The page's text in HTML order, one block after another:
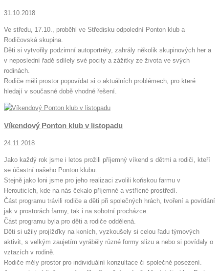
31.10.2018
Ve středu, 17.10., proběhl ve Středisku odpolední Ponton klub a
Rodičovská skupina.
Děti si vytvořily podzimní autoportréty, zahrály několik skupinových her a
v neposlední řadě sdílely své pocity a zážitky ze života ve svých
rodinách.
Rodiče měli prostor popovídat si o aktuálních problémech, pro které
hledají v současné době vhodné řešení.
Víkendový Ponton klub v listopadu
24.11.2018
Jako každý rok jsme i letos prožili příjemný víkend s dětmi a rodiči, kteří
se účastní našeho Ponton klubu.
Stejně jako loni jsme pro jeho realizaci zvolili koňskou farmu v
Herouticích, kde na nás čekalo příjemné a vstřícné prostředí.
Část programu trávili rodiče a děti při společných hrách, tvoření a povídání
jak v prostorách farmy, tak i na sobotní procházce.
Část programu byla pro děti a rodiče oddělená.
Děti si užily projížďky na koních, vyzkoušely si celou řadu týmových
aktivit, s velkým zaujetím vyráběly různé formy slizu a nebo si povídaly o
vztazích v rodině.
Rodiče měly prostor pro individuální konzultace či společné posezení.